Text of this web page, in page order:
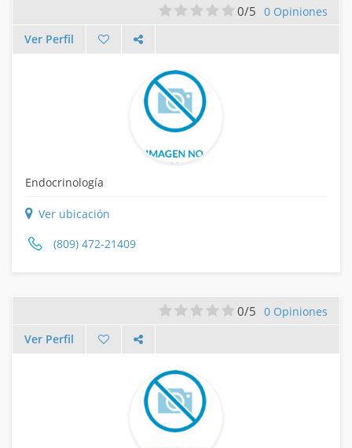
0/5 0 Opiniones
Ver Perfil
Endocrinología
Ver ubicación
(809) 472-21409
0/5 0 Opiniones
Ver Perfil